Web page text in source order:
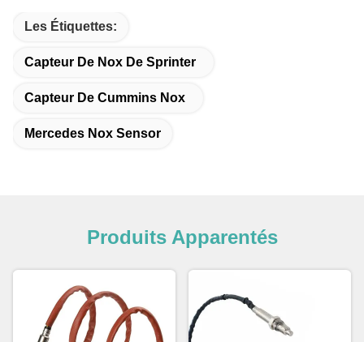
Les Étiquettes:
Capteur De Nox De Sprinter
Capteur De Cummins Nox
Mercedes Nox Sensor
Produits Apparentés